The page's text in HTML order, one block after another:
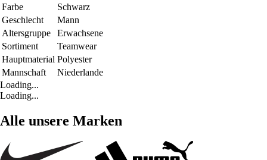
Farbe
Schwarz
Geschlecht
Mann
Altersgruppe
Erwachsene
Sortiment
Teamwear
Hauptmaterial Polyester
Mannschaft
Niederlande
Loading...
Loading...
Alle unsere Marken